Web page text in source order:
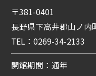
〒381-0401
長野県下高井郡山ノ
TEL：0269-34-2133
開館期間：通年